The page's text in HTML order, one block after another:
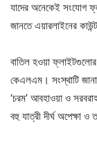
যাদের অনেকেই সংযোগ
জানতে এয়ারলাইনের
বাতিল হওয়া
কেএলএম। সংস্থাটি
‘চরম’ আবহাওয়া ও
বহু যাত্রী দীর্ঘ অপেক্ষা